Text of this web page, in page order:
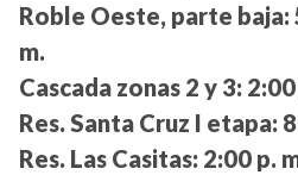
Roble Oeste, parte baja:
m.
Cascada zonas 2 y 3:
Res. Santa Cruz I etapa:
Res. Las Casitas: 2:00 p.